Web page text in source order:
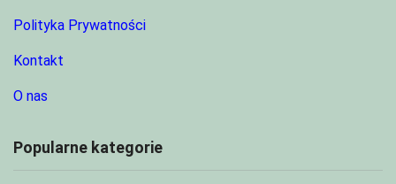
Polityka Prywatności
Kontakt
O nas
Popularne kategorie